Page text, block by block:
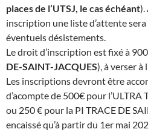
places de l’UTSJ, le cas échéant).
inscription une liste d’attente
éventuels désistements.
Le droit d’inscription est fixé à
DE-SAINT-JACQUES), à verser à
Les inscriptions devront être
d’acompte de 500€ pour l’ULTRA
ou 250 € pour la PI TRACE DE
encaissé qu’à partir du 1er mai